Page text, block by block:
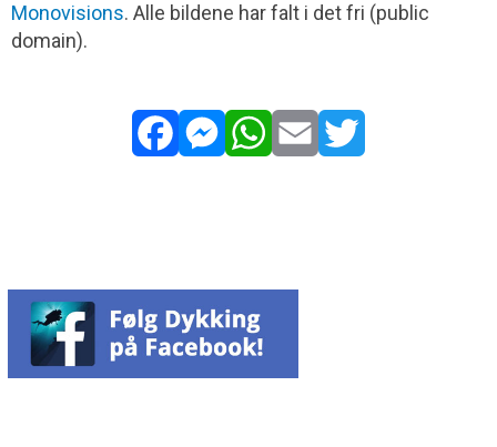
Monovisions. Alle bildene har falt i det fri (public
domain).